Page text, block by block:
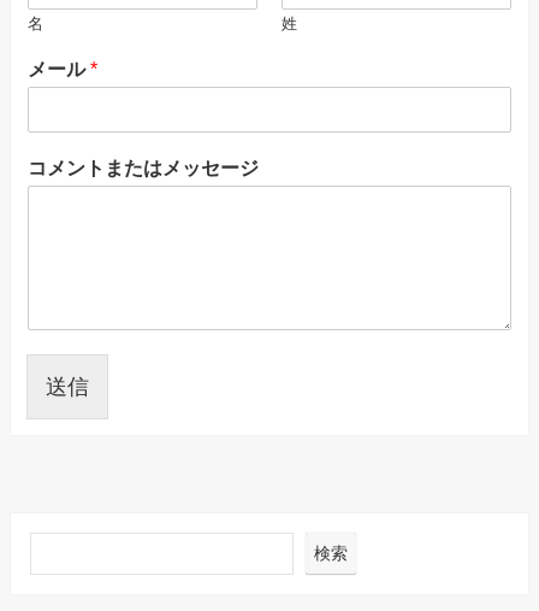
名 姓
メール*
コメントまたはメッセージ
送信
検索